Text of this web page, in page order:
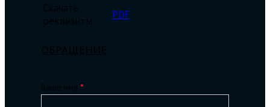
Скачать
реквизиты
PDF
ОБРАЩЕНИЕ
Обратная
Ваше имя *